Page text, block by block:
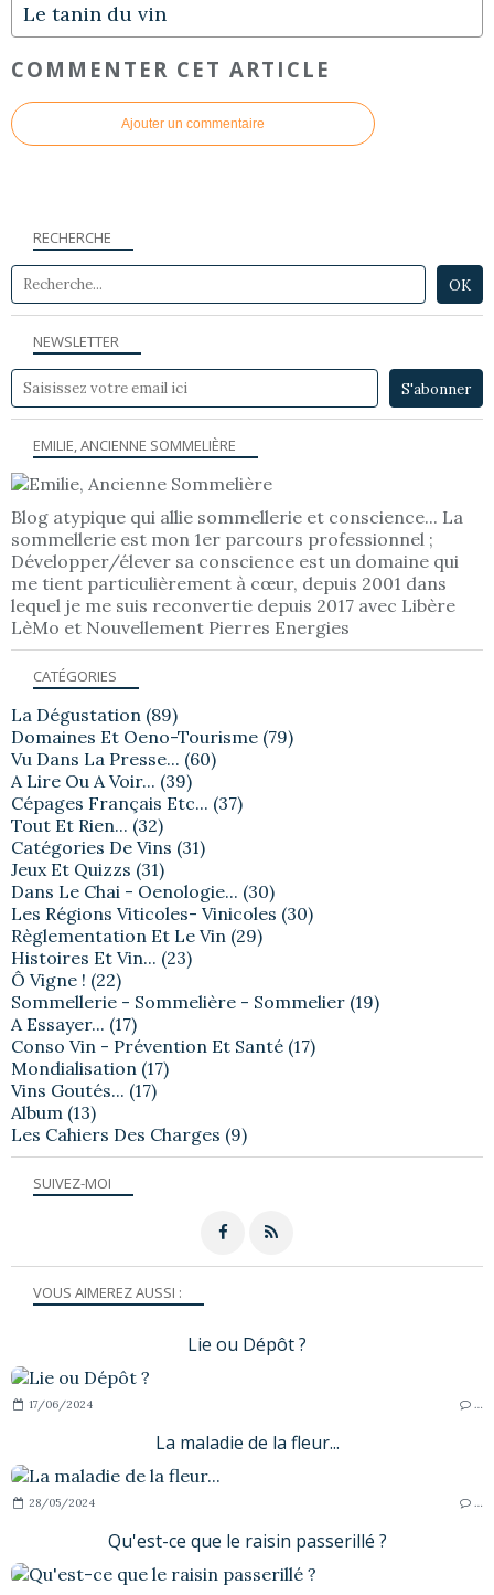
Le tanin du vin
COMMENTER CET ARTICLE
Ajouter un commentaire
NEWSLETTER
SUIVEZ-MOI
RECHERCHE
EMILIE, ANCIENNE SOMMELIÈRE
Blog atypique qui allie sommellerie et conscience... La
sommellerie est mon 1er parcours professionnel ;
Développer/élever sa conscience est un domaine qui
me tient particulièrement à cœur, depuis 2001 dans
lequel je me suis reconvertie depuis 2017 avec Libère
LèMo et Nouvellement Pierres Energies
VOUS AIMEREZ AUSSI :
Lie ou Dépôt ?
17/06/2024
La maladie de la fleur...
28/05/2024
Qu'est-ce que le raisin passerillé ?
CATÉGORIES
La Dégustation (89)
Domaines Et Oeno-Tourisme (79)
Vu Dans La Presse... (60)
A Lire Ou A Voir... (39)
Cépages Français Etc... (37)
Tout Et Rien... (32)
Catégories De Vins (31)
Jeux Et Quizzs (31)
Dans Le Chai - Oenologie... (30)
Les Régions Viticoles- Vinicoles (30)
Règlementation Et Le Vin (29)
Histoires Et Vin... (23)
Ô Vigne ! (22)
Sommellerie - Sommelière - Sommelier (19)
A Essayer... (17)
Conso Vin - Prévention Et Santé (17)
Mondialisation (17)
Vins Goutés... (17)
Album (13)
Les Cahiers Des Charges (9)